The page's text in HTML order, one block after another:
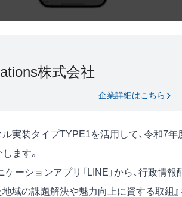
株式会社
企業詳細はこちら
実装タイプTYPE1を活用して、令和7年
ます。
ーションアプリ「LINE」から、行政情報
域の課題解決や魅力向上に資する取組